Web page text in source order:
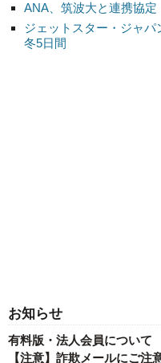
ANA、筑波大と連携協
ジェットスター・ジャ
冬5日間
お知らせ
有料版・法人会員について
【注意】詐欺メールにご注